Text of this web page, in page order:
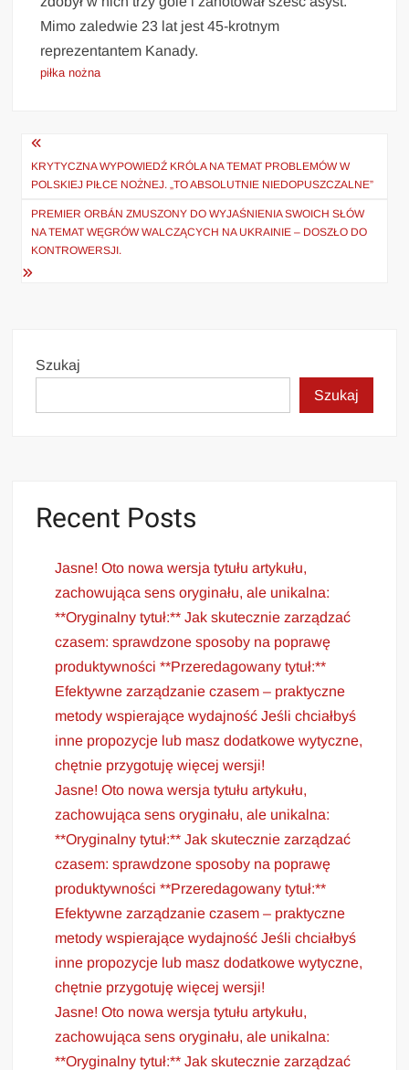
Mimo zaledwie 23 lat jest 45-krotnym
reprezentantem Kanady.
piłka nożna
Nawigacja
wpisu
KRYTYCZNA WYPOWIEDŹ KRÓLA NA TEMAT PROBLEMÓW W
POLSKIEJ PIŁCE NOŻNEJ. „TO ABSOLUTNIE NIEDOPUSZCZALNE”
PREMIER ORBÁN ZMUSZONY DO WYJAŚNIENIA SWOICH SŁÓW
NA TEMAT WĘGRÓW WALCZĄCYCH NA UKRAINIE – DOSZŁO DO
KONTROWERSJI.
Szukaj
Szukaj
Recent Posts
Jasne! Oto nowa wersja tytułu artykułu,
zachowująca sens oryginału, ale unikalna:
**Oryginalny tytuł:** Jak skutecznie zarządzać
czasem: sprawdzone sposoby na poprawę
produktywności **Przeredagowany tytuł:**
Efektywne zarządzanie czasem – praktyczne
metody wspierające wydajność Jeśli chciałbyś
inne propozycje lub masz dodatkowe wytyczne,
chętnie przygotuję więcej wersji!
Jasne! Oto nowa wersja tytułu artykułu,
zachowująca sens oryginału, ale unikalna:
**Oryginalny tytuł:** Jak skutecznie zarządzać
czasem: sprawdzone sposoby na poprawę
produktywności **Przeredagowany tytuł:**
Efektywne zarządzanie czasem – praktyczne
metody wspierające wydajność Jeśli chciałbyś
inne propozycje lub masz dodatkowe wytyczne,
chętnie przygotuję więcej wersji!
Jasne! Oto nowa wersja tytułu artykułu,
zachowująca sens oryginału, ale unikalna:
**Oryginalny tytuł:** Jak skutecznie zarządzać